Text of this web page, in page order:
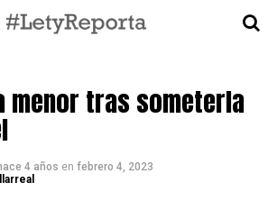
menor tras someterla
4 años en febrero 4, 2023